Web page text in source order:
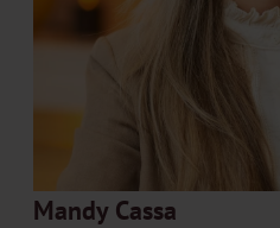
Mandy Cassa